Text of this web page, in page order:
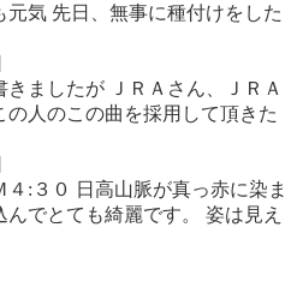
元気 先日、無事に種付けをした
きましたが ＪＲＡさん、ＪＲＡ
人のこの曲を採用して頂きた
:３０ 日高山脈が真っ赤に染ま
んでとても綺麗です。 姿は見え